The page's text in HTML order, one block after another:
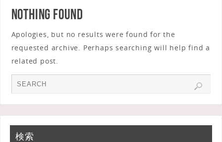
Nothing Found
Apologies, but no results were found for the
requested archive. Perhaps searching will help find a
related post.
検索